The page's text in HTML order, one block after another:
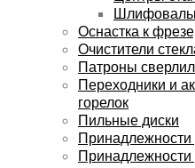
Оснастка к
Очистители
Патроны
Переходники и
горелок
Пильные диски
Принадлежности
Принадлежности